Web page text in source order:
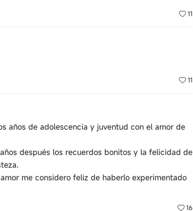
11
11
años de adolescencia y juventud con el amor de
después los recuerdos bonitos y la felicidad de
me considero feliz de haberlo experimentado
16